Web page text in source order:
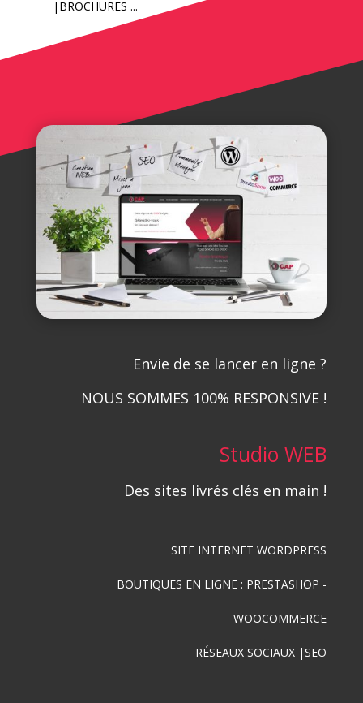
|BROCHURES ...
Envie de se lancer en ligne ?
NOUS SOMMES 100% RESPONSIVE !
Studio WEB
Des sites livrés clés en main !
SITE INTERNET WORDPRESS
BOUTIQUES EN LIGNE : PRESTASHOP -
WOOCOMMERCE
RÉSEAUX SOCIAUX |SEO